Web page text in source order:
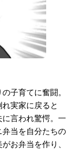
子育てに奮闘。
実家に戻ると
に言われ驚愕。一
当を自分たちの
お弁当を作り、